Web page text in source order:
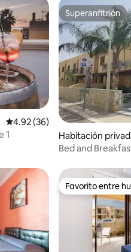
Calificación promedio: 4.92
4.92 (36)
1
Superanfitrión
Superanfitrión
Habitación
o Capo
Bed and
Favorito entre
Favorito entre